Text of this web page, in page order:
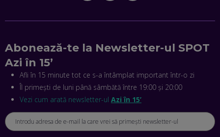
DISPECERAT AUTOMAT DE PE PIAȚĂ! CUM POATE
REVOLUȚIONA LIVRĂRILE RAPIDE, DIN ROMÂNIA PÂNĂ ÎN
ASIA
EP. 43
MAI MEARGĂ PREA MULT CU MANȚOGĂRII! DACĂ NU NE
RESPECTĂM OBLIGAȚIILE EUROPENE, VOM AVEA
PROBLEME
Abonează-te la Newsletter-ul SPOT
Azi în 15’
Afli în 15 minute tot ce s-a întâmplat important într-o zi
Îl primești de luni până sâmbătă între 19:00 și 20:00
Vezi cum arată newsletter-ul Azi în 15’